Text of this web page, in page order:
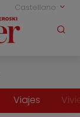
Castellano
Viajes